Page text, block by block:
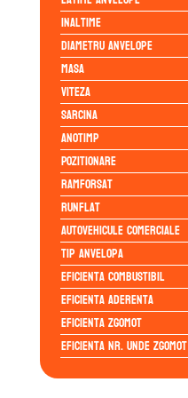
Inaltime
Diametru anvelope
Masa
Viteza
Sarcina
Anotimp
Pozitionare
Ramforsat
Runflat
Autovehicule comerciale
Tip anvelopa
Eficienta Combustibil
Eficienta Aderenta
Eficienta Zgomot
Eficienta Nr. Unde Zgomot